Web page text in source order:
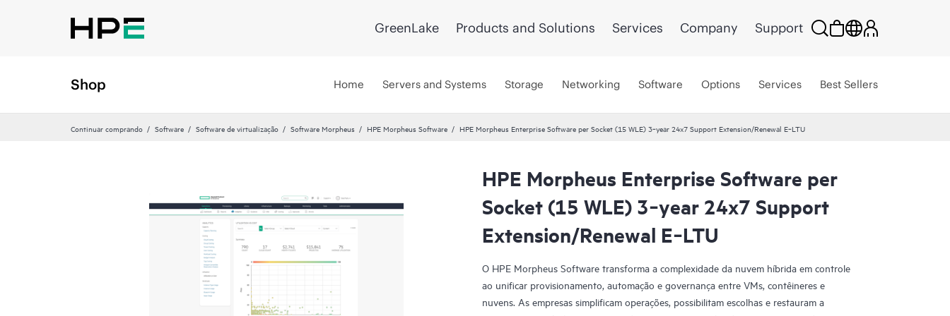
GreenLake Products and Solutions Services Company Support
Shop Home Servers and Systems Storage Networking Software Options Services Best Sellers
Continuar comprando Software Software de virtualização Software Morpheus HPE Morpheus Software HPE Morpheus Enterprise Software per Socket (15 WLE) 3‑year 24x7 Support Extension/Renewal E‑LTU
HPE Morpheus Enterprise Software per
Socket (15 WLE) 3‑year 24x7 Support
Extension/Renewal E‑LTU
O HPE Morpheus Software transforma a complexidade da nuvem híbrida em controle
ao unificar provisionamento, automação e governança entre VMs, contêineres e
nuvens. As empresas simplificam operações, possibilitam escolhas e restauram a